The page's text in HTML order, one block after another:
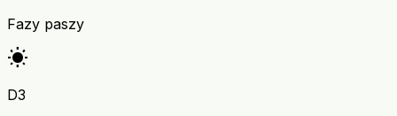
Fazy paszy
wb_sunny
D3